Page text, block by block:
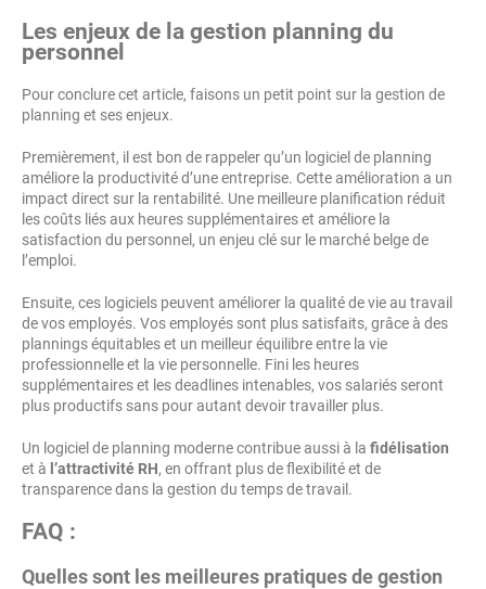
Les enjeux de la gestion planning du
personnel
Pour conclure cet article, faisons un petit point sur la gestion de
planning et ses enjeux.
Premièrement, il est bon de rappeler qu’un logiciel de planning
améliore la productivité d’une entreprise. Cette amélioration a un
impact direct sur la rentabilité. Une meilleure planification réduit
les coûts liés aux heures supplémentaires et améliore la
satisfaction du personnel, un enjeu clé sur le marché belge de
l’emploi.
Ensuite, ces logiciels peuvent améliorer la qualité de vie au travail
de vos employés. Vos employés sont plus satisfaits, grâce à des
plannings équitables et un meilleur équilibre entre la vie
professionnelle et la vie personnelle. Fini les heures
supplémentaires et les deadlines intenables, vos salariés seront
plus productifs sans pour autant devoir travailler plus.
Un logiciel de planning moderne contribue aussi à la fidélisation
et à l’attractivité RH, en offrant plus de flexibilité et de
transparence dans la gestion du temps de travail.
FAQ :
Quelles sont les meilleures pratiques de gestion